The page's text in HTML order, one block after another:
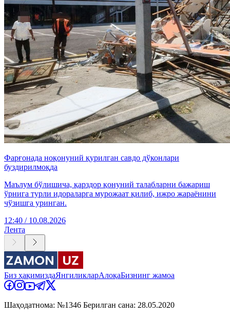
Фарғонада ноқонуний қурилган савдо дўконлари
буздирилмоқда
Маълум бўлишича, қарздор қонуний талабларни бажариш
ўрнига турли идораларга мурожаат қилиб, ижро жараёнини
чўзишга уринган.
12:40 / 10.08.2026
Лента
Биз ҳақимиздаЯнгиликларАлоқаБизнинг жамоа
Шаҳодатнома: №1346 Берилган сана: 28.05.2020